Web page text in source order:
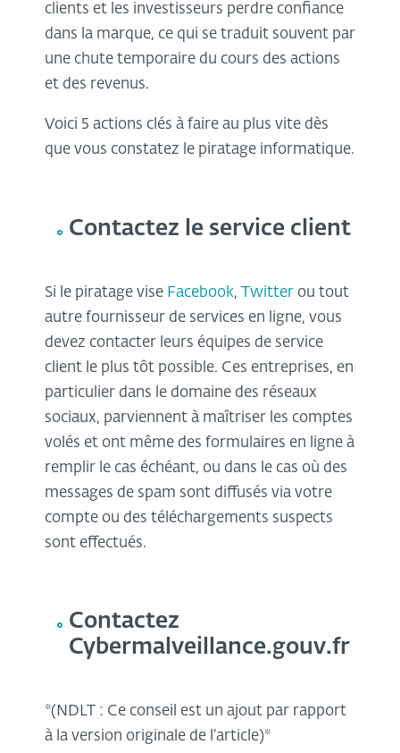
clients et les investisseurs perdre confiance
dans la marque, ce qui se traduit souvent par
une chute temporaire du cours des actions
et des revenus.
Voici 5 actions clés à faire au plus vite dès
que vous constatez le piratage informatique.
Contactez le service client
Si le piratage vise Facebook, Twitter ou tout
autre fournisseur de services en ligne, vous
devez contacter leurs équipes de service
client le plus tôt possible. Ces entreprises, en
particulier dans le domaine des réseaux
sociaux, parviennent à maîtriser les comptes
volés et ont même des formulaires en ligne à
remplir le cas échéant, ou dans le cas où des
messages de spam sont diffusés via votre
compte ou des téléchargements suspects
sont effectués.
Contactez
Cybermalveillance.gouv.fr
*(NDLT : Ce conseil est un ajout par rapport
à la version originale de l’article)*